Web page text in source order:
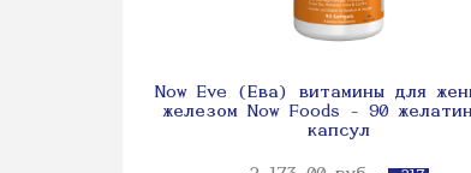
Now Eve (Ева) витамины для
железом Now Foods - 90
капсул